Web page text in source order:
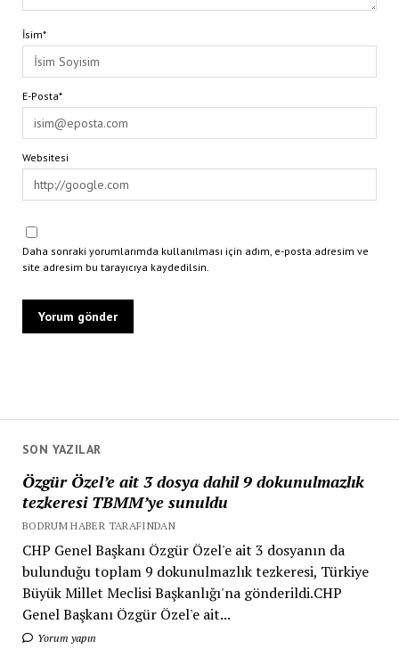
SON YAZILAR
Özgür Özel’e ait 3 dosya dahil 9 dokunulmazlık
tezkeresi TBMM’ye sunuldu
BODRUM HABER TARAFINDAN
CHP Genel Başkanı Özgür Özel'e ait 3 dosyanın da
bulunduğu toplam 9 dokunulmazlık tezkeresi, Türkiye
Büyük Millet Meclisi Başkanlığı'na gönderildi.CHP
Genel Başkanı Özgür Özel'e ait...
Yorum yapın
İsim*
E-Posta*
Websitesi
Daha sonraki yorumlarımda kullanılması için adım, e-posta adresim ve
site adresim bu tarayıcıya kaydedilsin.